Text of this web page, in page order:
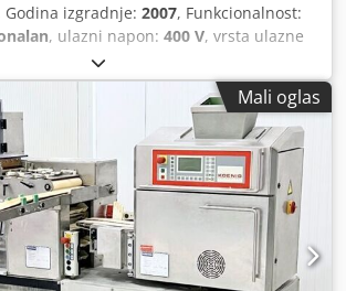
Godina izgradnje: 2007, Funkcionalnost:
, ulazni napon: 400 V, vrsta ulazne
, godina posljednjeg generalnog remonta:
Mali oglas